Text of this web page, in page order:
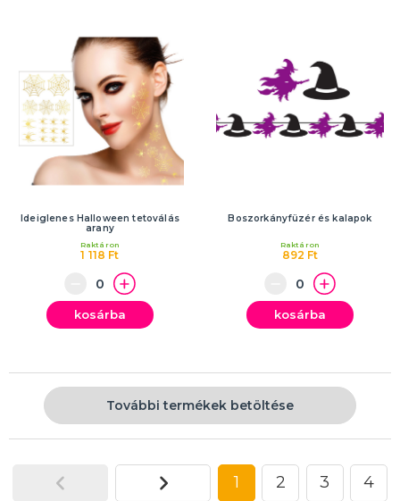
Ideiglenes Halloween tetoválás
arany
1 118 Ft
Raktáron
kosárba
Boszorkányfüzér és kalapok
892 Ft
Raktáron
kosárba
További termékek betöltése
1 2 3 4